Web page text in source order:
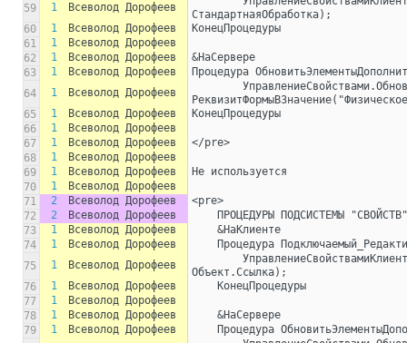
59
1 Всеволод Дорофеев
СтандартнаяОбработка);
60
1 Всеволод Дорофеев
КонецПроцедуры
61
1
Всеволод Дорофеев
62
1 Всеволод Дорофеев
&НаСервере
63
1 Всеволод Дорофеев
Процедура
64
1 Всеволод Дорофеев
65
1 Всеволод Дорофеев
КонецПроцедуры
66
1
Всеволод Дорофеев
67
1 Всеволод Дорофеев
</pre>
68
1
Всеволод Дорофеев
69
1 Всеволод Дорофеев
Не используется
70
1
Всеволод Дорофеев
71
2 Всеволод Дорофеев
<pre>
72
2 Всеволод Дорофеев
    ПРОЦЕДУРЫ ПОДСИСТЕМЫ "СВОЙСТВ"
73
1 Всеволод Дорофеев
    &НаКлиенте
74
1 Всеволод Дорофеев
Процедура
75
1 Всеволод Дорофеев
Объект.Ссылка);
76
1 Всеволод Дорофеев
    КонецПроцедуры
77
1
Всеволод Дорофеев
78
1 Всеволод Дорофеев
    &НаСервере
79
1 Всеволод Дорофеев
Процедура